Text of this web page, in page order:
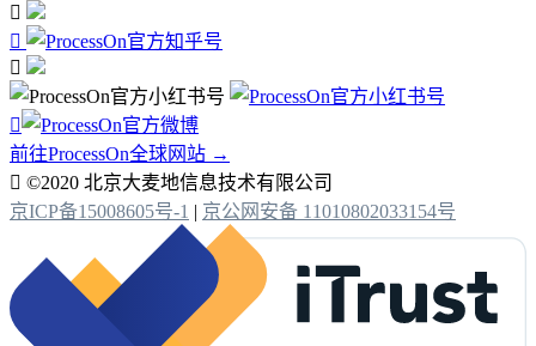




前往ProcessOn全球网站 →
 ©2020 北京大麦地信息技术有限公司
京ICP备15008605号-1 | 京公网安备 11010802033154号